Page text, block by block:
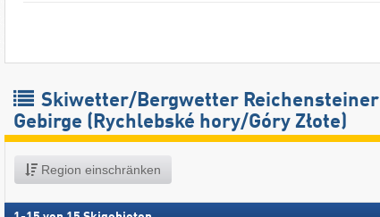
Skiwetter/Bergwetter Reichensteiner
Gebirge (Rychlebské hory/​Góry Złote)
Region einschränken